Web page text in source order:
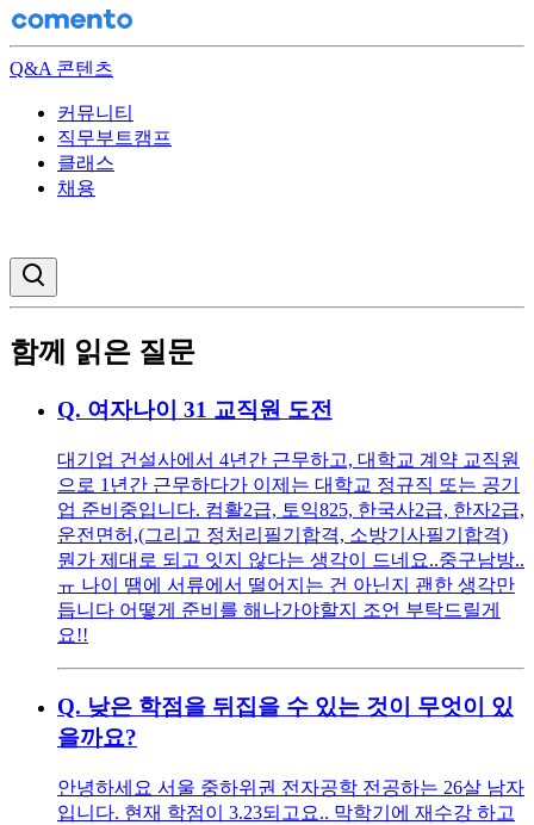
Q&A 콘텐츠
커뮤니티
직무부트캠프
클래스
채용
함께 읽은 질문
Q. 여자나이 31 교직원 도전
대기업 건설사에서 4년간 근무하고, 대학교 계약 교직원
으로 1년간 근무하다가 이제는 대학교 정규직 또는 공기
업 준비중입니다. 컴활2급, 토익825, 한국사2급, 한자2급,
운전면허,(그리고 정처리필기합격, 소방기사필기합격)
뭔가 제대로 되고 잇지 않다는 생각이 드네요..중구남방..
ㅠ 나이 땜에 서류에서 떨어지는 건 아닌지 괜한 생각만
듭니다 어떻게 준비를 해나가야할지 조언 부탁드릴게
요!!
Q. 낮은 학점을 뒤집을 수 있는 것이 무엇이 있
을까요?
안녕하세요 서울 중하위권 전자공학 전공하는 26살 남자
입니다. 현재 학점이 3.23되고요.. 막학기에 재수강 하고